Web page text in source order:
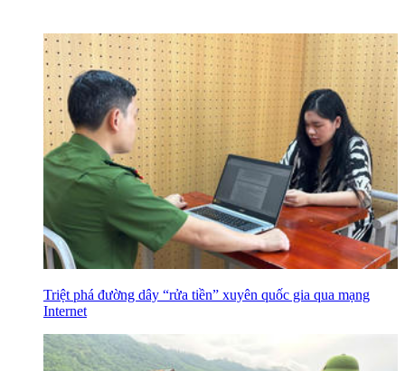
Triệt phá đường dây “rửa tiền” xuyên quốc gia qua mạng
Internet